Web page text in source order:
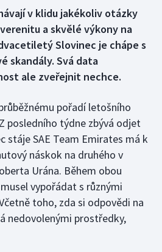
v klidu jakékoliv otázky
a skvělé výkony na
Slovinec je chápe s
skandály. Svá data
ale zveřejnit nechce.
pořadí letošního
posledního týdne zbývá odjet
stáje SAE Team Emirates má k
náskok na druhého v
Urána. Během obou
vypořádat s různými
toho, zda si odpovědi na
nedovolenými prostředky,